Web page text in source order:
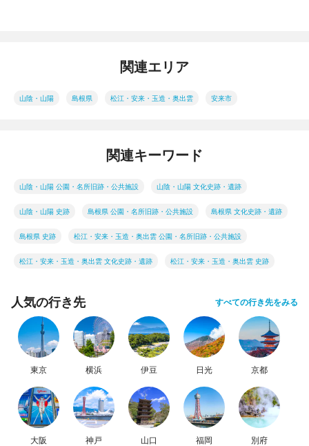
関連エリア
山陰・山陽 島根県 松江・安来・玉造・奥出雲 安来市
関連キーワード
山陰・山陽 公園・名所旧跡・公共施設 山陰・山陽 文化史跡・遺跡
山陰・山陽 史跡 島根県 公園・名所旧跡・公共施設 島根県 文化史跡・遺跡
島根県 史跡 松江・安来・玉造・奥出雲 公園・名所旧跡・公共施設
松江・安来・玉造・奥出雲 文化史跡・遺跡 松江・安来・玉造・奥出雲 史跡
人気の行き先 すべての行き先をみる
東京 横浜 伊豆 日光 京都
大阪 神戸 山口 福岡 別府